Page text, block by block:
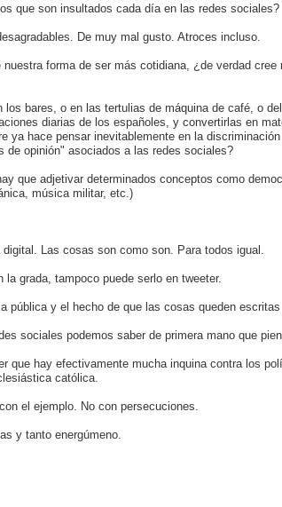
que son insultados cada día en las redes sociales?
De muy mal gusto. Atroces incluso.
forma de ser más cotidiana, ¿de verdad
bares, o en las tertulias de máquina de café, o
diarias de los españoles, y convertirlas en
ya hace pensar inevitablemente en la
de opinión" asociados a las redes sociales?
que adjetivar determinados conceptos como
música militar, etc.)
Las cosas son como son. Para todos igual.
grada, tampoco puede serlo en tweeter.
pública y el hecho de que las cosas queden
sociales podemos saber de primera mano que
que hay efectivamente mucha inquina contra los
católica.
el ejemplo. No con persecuciones.
y tanto energúmeno.